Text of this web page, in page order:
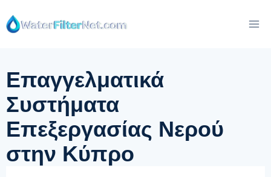
to
content
Επαγγελματικά
Συστήματα
Επεξεργασίας Νερού
στην Κύπρο